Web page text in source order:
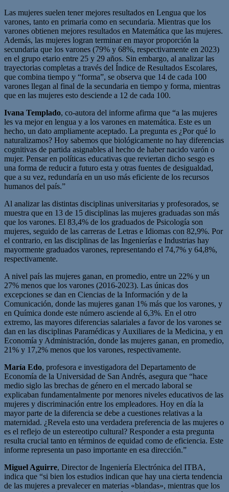
Las mujeres suelen tener mejores resultados en Lengua que los
varones, tanto en primaria como en secundaria. Mientras que los
varones obtienen mejores resultados en Matemática que las mujeres.
Además, las mujeres logran terminar en mayor proporción la
secundaria que los varones (79% y 68%, respectivamente en 2023)
en el grupo etario entre 25 y 29 años. Sin embargo, al analizar las
trayectorias completas a través del Índice de Resultados Escolares,
que combina tiempo y “forma”, se observa que 14 de cada 100
varones llegan al final de la secundaria en tiempo y forma, mientras
que en las mujeres esto desciende a 12 de cada 100.
Ivana Templado, co-autora del informe afirma que “a las mujeres
les va mejor en lengua y a los varones en matemática. Este es un
hecho, un dato ampliamente aceptado. La pregunta es ¿Por qué lo
naturalizamos? Hoy sabemos que biológicamente no hay diferencias
cognitivas de partida asignables al hecho de haber nacido varón o
mujer. Pensar en políticas educativas que reviertan dicho sesgo es
una forma de reducir a futuro esta y otras fuentes de desigualdad,
que a su vez, redundaría en un uso más eficiente de los recursos
humanos del país.”
Al analizar las distintas disciplinas universitarias y profesorados, se
muestra que en 13 de 15 disciplinas las mujeres graduadas son más
que los varones. El 83,4% de los graduados de Psicología son
mujeres, seguido de las carreras de Letras e Idiomas con 82,9%. Por
el contrario, en las disciplinas de las Ingenierías e Industrias hay
mayormente graduados varones, representando el 74,7% y 64,8%,
respectivamente.
A nivel país las mujeres ganan, en promedio, entre un 22% y un
27% menos que los varones (2016-2023). Las únicas dos
excepciones se dan en Ciencias de la Información y de la
Comunicación, donde las mujeres ganan 1% más que los varones, y
en Química donde este número asciende al 6,3%. En el otro
extremo, las mayores diferencias salariales a favor de los varones se
dan en las disciplinas Paramédicas y Auxiliares de la Medicina, y en
Economía y Administración, donde las mujeres ganan, en promedio,
21% y 17,2% menos que los varones, respectivamente.
María Edo, profesora e investigadora del Departamento de
Economía de la Universidad de San Andrés, asegura que “hace
medio siglo las brechas de género en el mercado laboral se
explicaban fundamentalmente por menores niveles educativos de las
mujeres y discriminación entre los empleadores. Hoy en día la
mayor parte de la diferencia se debe a cuestiones relativas a la
maternidad. ¿Revela esto una verdadera preferencia de las mujeres o
es el reflejo de un estereotipo cultural? Responder a esta pregunta
resulta crucial tanto en términos de equidad como de eficiencia. Este
informe representa un paso importante en esa dirección.”
Miguel Aguirre, Director de Ingeniería Electrónica del ITBA,
indica que “si bien los estudios indican que hay una cierta tendencia
de las mujeres a prevalecer en materias «blandas», mientras que los